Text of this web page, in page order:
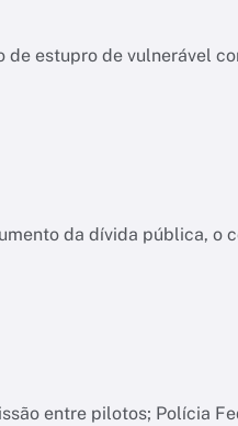
estupro de vulnerável
da dívida pública, o
entre pilotos; Polícia